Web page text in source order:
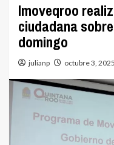
Imoveqroo
ciudadana
domingo
julianp octubre 3, 2025